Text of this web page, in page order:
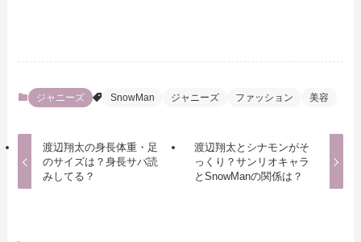
ジャニーズ SnowMan ジャニーズ ファッション 美容
渡辺翔太の身長体重・足
のサイズは？身長サバ読
みしてる？
渡辺翔太とシナモンがそ
っくり？サンリオキャラ
とSnowManの関係は？